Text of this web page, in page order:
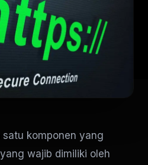
satu komponen yang
wajib dimiliki oleh